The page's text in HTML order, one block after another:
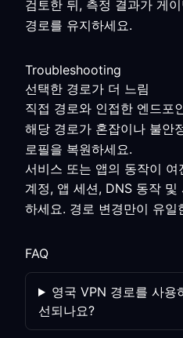
검토한 뒤, 측정 결과가 게
경로를 유지하세요.
Troubleshooting
선택한 경로가 더 느림
직접 경로와 인접한 엔드포
해당 경로가 혼잡이나 불안
로필을 복원하세요.
서비스 또는 앱의 동작이 여
계정, 앱 세션, DNS 동작
하세요. 경로 변경만이 유일
FAQ
영국 VPN 경로를 사용
선되나요?